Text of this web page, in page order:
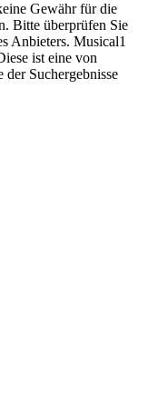
Gewähr für die
Bitte überprüfen Sie
Anbieters. Musical1
ist eine von
Suchergebnisse